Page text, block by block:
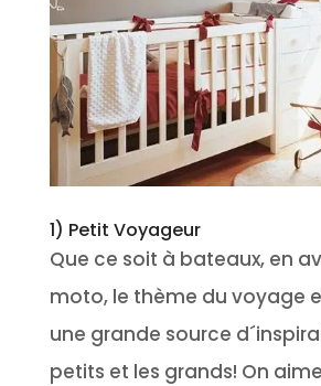
1) Petit Voyageur
Que ce soit à bateaux, en
moto, le thème du voyage
une grande source
petits et les grands! On